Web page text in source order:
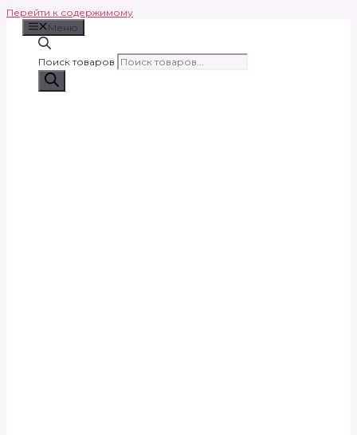
Перейти к содержимому
Меню
Поиск товаров